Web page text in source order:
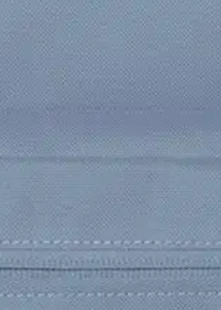
22L kokonaistilavuus tarjoaa reilun
omassa osiossaan.
ja verkkopintaisella, pehmustetulla
kun olet liikkeessä. Tilava, mutta